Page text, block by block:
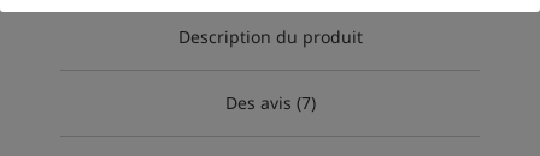
Description du produit
Des avis (7)